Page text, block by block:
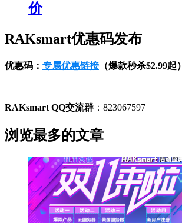
价
RAKsmart优惠码发布
优惠码： 专属优惠链接（爆款秒杀$2.99起）
——————————
RAKsmart QQ交流群 ：823067597
浏览最多的文章